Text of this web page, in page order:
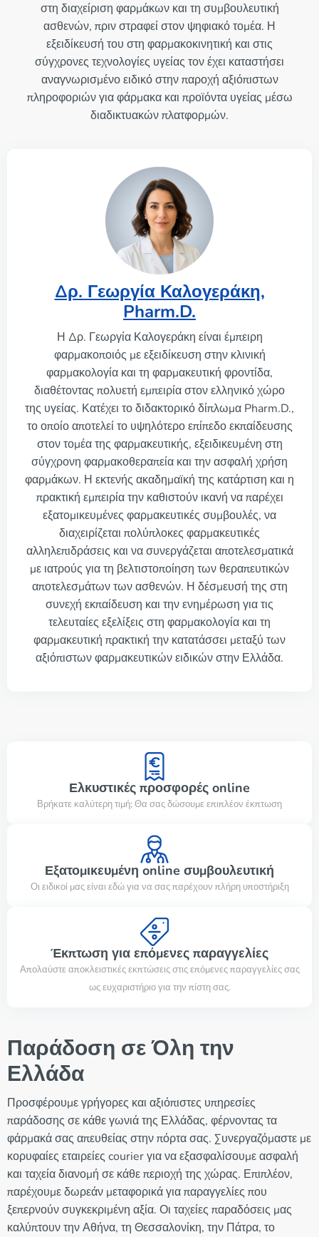
στη διαχείριση φαρμάκων και τη συμβουλευτική
ασθενών, πριν στραφεί στον ψηφιακό τομέα. Η
εξειδίκευσή του στη φαρμακοκινητική και στις
σύγχρονες τεχνολογίες υγείας τον έχει καταστήσει
αναγνωρισμένο ειδικό στην παροχή αξιόπιστων
πληροφοριών για φάρμακα και προϊόντα υγείας μέσω
διαδικτυακών πλατφορμών.
Δρ. Γεωργία Καλογεράκη,
Pharm.D.
Η Δρ. Γεωργία Καλογεράκη είναι έμπειρη
φαρμακοποιός με εξειδίκευση στην κλινική
φαρμακολογία και τη φαρμακευτική φροντίδα,
διαθέτοντας πολυετή εμπειρία στον ελληνικό χώρο
της υγείας. Κατέχει το διδακτορικό δίπλωμα Pharm.D.,
το οποίο αποτελεί το υψηλότερο επίπεδο εκπαίδευσης
στον τομέα της φαρμακευτικής, εξειδικευμένη στη
σύγχρονη φαρμακοθεραπεία και την ασφαλή χρήση
φαρμάκων. Η εκτενής ακαδημαϊκή της κατάρτιση και η
πρακτική εμπειρία την καθιστούν ικανή να παρέχει
εξατομικευμένες φαρμακευτικές συμβουλές, να
διαχειρίζεται πολύπλοκες φαρμακευτικές
αλληλεπιδράσεις και να συνεργάζεται αποτελεσματικά
με ιατρούς για τη βελτιστοποίηση των θεραπευτικών
αποτελεσμάτων των ασθενών. Η δέσμευσή της στη
συνεχή εκπαίδευση και την ενημέρωση για τις
τελευταίες εξελίξεις στη φαρμακολογία και τη
φαρμακευτική πρακτική την κατατάσσει μεταξύ των
αξιόπιστων φαρμακευτικών ειδικών στην Ελλάδα.
Ελκυστικές προσφορές online
Βρήκατε καλύτερη τιμή; Θα σας δώσουμε επιπλέον έκπτωση
Εξατομικευμένη online συμβουλευτική
Οι ειδικοί μας είναι εδώ για να σας παρέχουν πλήρη υποστήριξη
Έκπτωση για επόμενες παραγγελίες
Απολαύστε αποκλειστικές εκπτώσεις στις επόμενες παραγγελίες σας
ως ευχαριστήριο για την πίστη σας.
Παράδοση σε Όλη την
Ελλάδα
Προσφέρουμε γρήγορες και αξιόπιστες υπηρεσίες
παράδοσης σε κάθε γωνιά της Ελλάδας, φέρνοντας τα
φάρμακά σας απευθείας στην πόρτα σας. Συνεργαζόμαστε με
κορυφαίες εταιρείες courier για να εξασφαλίσουμε ασφαλή
και ταχεία διανομή σε κάθε περιοχή της χώρας. Επιπλέον,
παρέχουμε δωρεάν μεταφορικά για παραγγελίες που
ξεπερνούν συγκεκριμένη αξία. Οι ταχείες παραδόσεις μας
καλύπτουν την Αθήνα, τη Θεσσαλονίκη, την Πάτρα, το